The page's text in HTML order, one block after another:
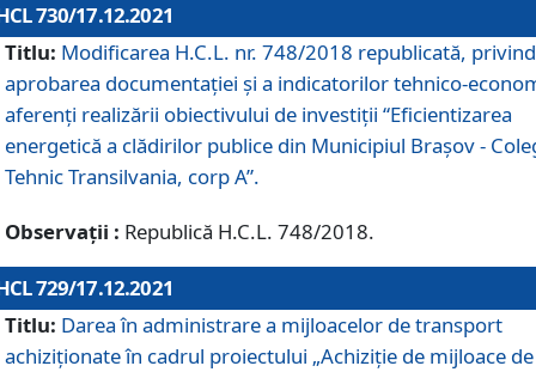
730/17.12.2021
Titlu: Modificarea H.C.L. nr. 748/2018 republicată, privind
aprobarea documentației și a indicatorilor tehnico-
aferenți realizării obiectivului de investiții “Eficientizarea
energetică a clădirilor publice din Municipiul Brașov -
Tehnic Transilvania, corp A”.
Observații : Republică H.C.L. 748/2018.
729/17.12.2021
Titlu: Darea în administrare a mijloacelor de transport
achiziționate în cadrul proiectului „Achiziţie de mijloace de